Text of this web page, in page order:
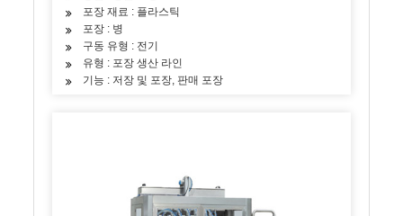
포장 재료 : 플라스틱
포장 : 병
구동 유형 : 전기
유형 : 포장 생산 라인
기능 : 저장 및 포장, 판매 포장